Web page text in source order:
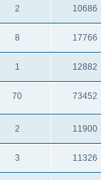
2 10686
8 17766
1 12882
70 73452
2 11900
3 11326